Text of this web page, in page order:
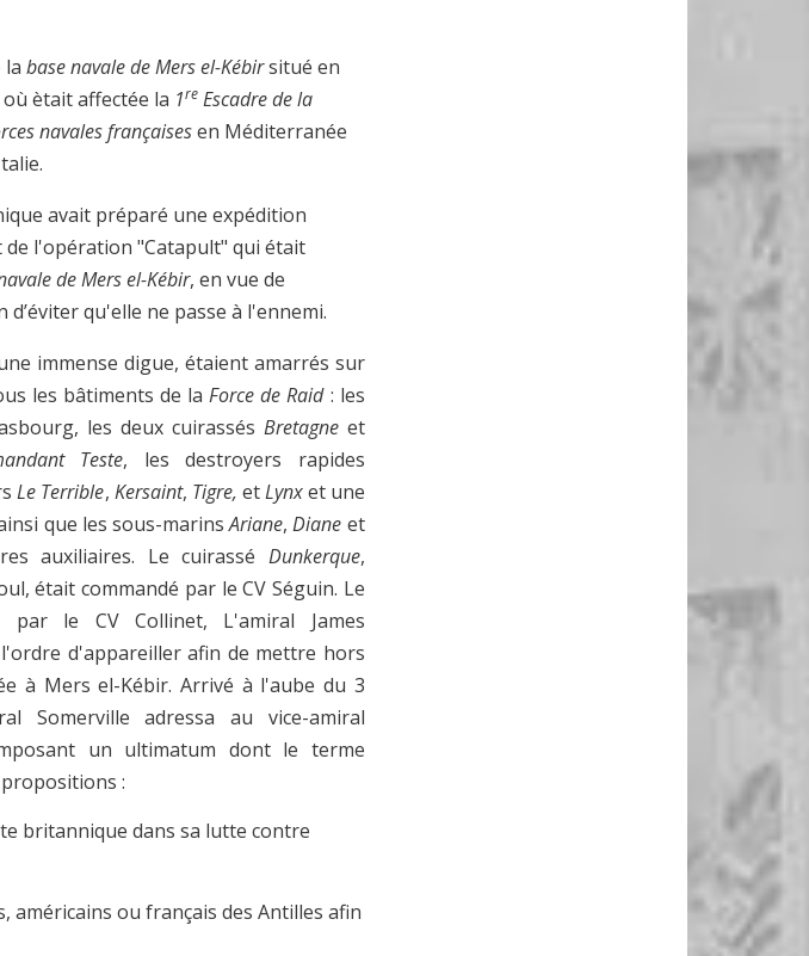
labase navale de Mers el-Kébirsitué en
ètait affectée la 1re Escadre de la
navales françaisesen Méditerranée
avait préparé une expédition
l'opération "Catapult" qui était
de Mers el-Kébir, en vue de
qu'elle ne passe à l'ennemi.
immense digue, étaient amarrés sur
les bâtiments de laForce de Raid: les
les deux cuirassés Bretagne et
Teste, les destroyers rapides
Le Terrible, Kersaint, Tigre, etLynxet une
que les sous-marinsAriane,Diane et
auxiliaires. Le cuirassé Dunkerque,
était commandé par le CV Séguin. Le
le CV Collinet, L'amiral James
d'appareiller afin de mettre hors
à Mers el-Kébir. Arrivé à l'aube du 3
Somerville adressa au vice-amiral
un ultimatum dont le terme
:
britannique dans sa lutte contre
ou français des Antilles afin